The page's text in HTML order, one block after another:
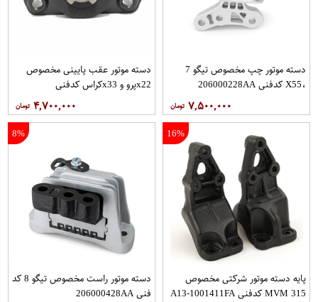
دسته موتور چپ مخصوص تیگو 7
،X55 کدفنی 206000228AA
۷,۵۰۰,۰۰۰
دسته موتور عقب پایینی مخصوص
x22پرو و x33کراس کدفنی
۴,۷۰۰,۰۰۰
16%
پایه دسته موتور شرکتی مخصوص
MVM 315 کدفنی A13-1001411FA
8%
دسته موتور راست مخصوص تیگو 8 کد
فنی 206000428AA